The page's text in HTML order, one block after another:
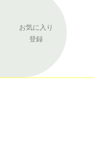
お気に入り
登録